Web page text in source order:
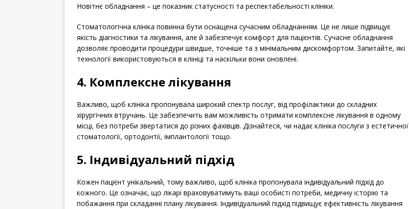
Новітнє обладнання – це показник статусності та респектабельності клініки.
Стоматологічна клініка повинна бути оснащена сучасним обладнанням. Це не лише підвищує
якість діагностики та лікування, але й забезпечує комфорт для пацієнтів. Сучасне обладнання
дозволяє проводити процедури швидше, точніше та з мінімальним дискомфортом. Запитайте, які
технології використовуються в клініці та наскільки вони оновлені.
4. Комплексне лікування
Важливо, щоб клініка пропонувала широкий спектр послуг, від профілактики до складних
хірургічних втручань. Це забезпечить вам можливість отримати комплексне лікування в одному
місці, без потреби звертатися до різних фахівців. Дізнайтеся, чи надає клініка послуги з естетичної
стоматології, ортодонтії, імплантології тощо.
5. Індивідуальний підхід
Кожен пацієнт унікальний, тому важливо, щоб клініка пропонувала індивідуальний підхід до
кожного. Це означає, що лікарі враховуватимуть ваші особисті потреби, медичну історію та
побажання при складанні плану лікування. Індивідуальний підхід підвищує ефективність лікування